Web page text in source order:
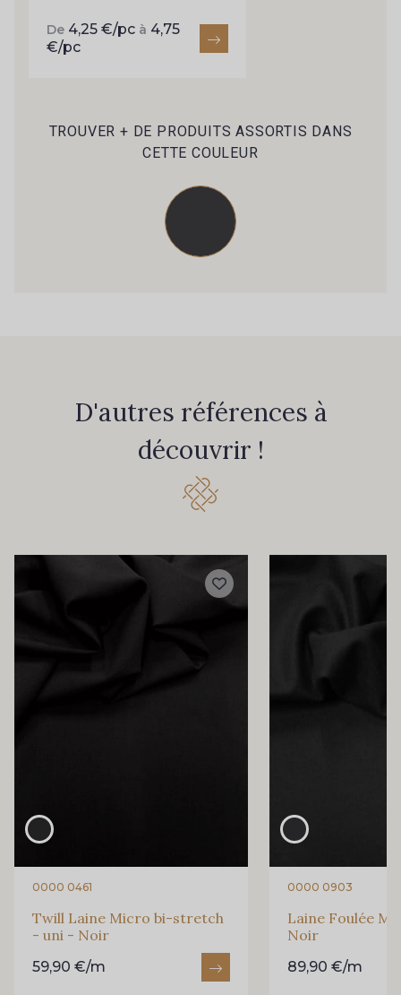
208 - Marine foncé 209 - Marine Classique
4040 - Bourgogne chiné 434 - Bourgogne
9402 - Cerise
De 4,25 €/pc à 4,75
€/pc
TROUVER + DE PRODUITS ASSORTIS DANS
CETTE COULEUR
D'autres références à
découvrir !
0000 0461
Twill Laine Micro bi-stretch
- uni - Noir
59,90 €/m
0000 0903
Laine Foulée
Noir
89,90 €/m